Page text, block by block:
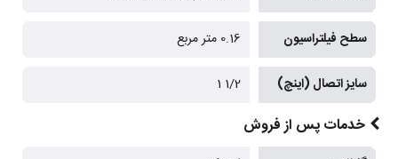
سطح فیلتراسیون 0.16 متر مربع
سایز اتصال (اینچ) 1/2 1
خدمات پس از فروش